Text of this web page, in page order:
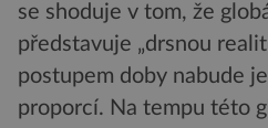
se shoduje v tom, že
představuje „drsnou
postupem doby nabude
proporcí. Na tempu této